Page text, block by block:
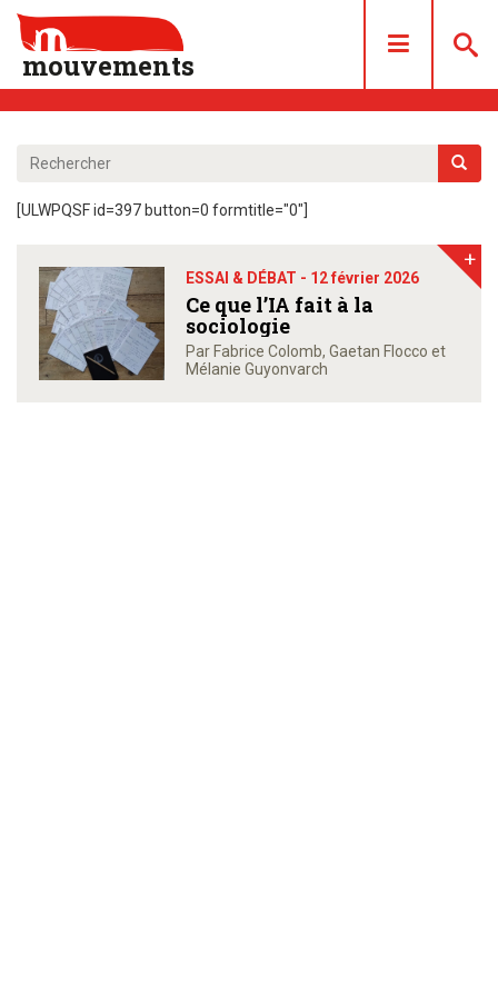
mouvements
LES NUMÉROS
ACHAT/ABONNEMENT
CONTACT
[ULWPQSF id=397 button=0 formtitle="0"]
ESSAI & DÉBAT - 12 février 2026
Ce que l’IA fait à la
sociologie
Par Fabrice Colomb, Gaetan Flocco et
Mélanie Guyonvarch
+